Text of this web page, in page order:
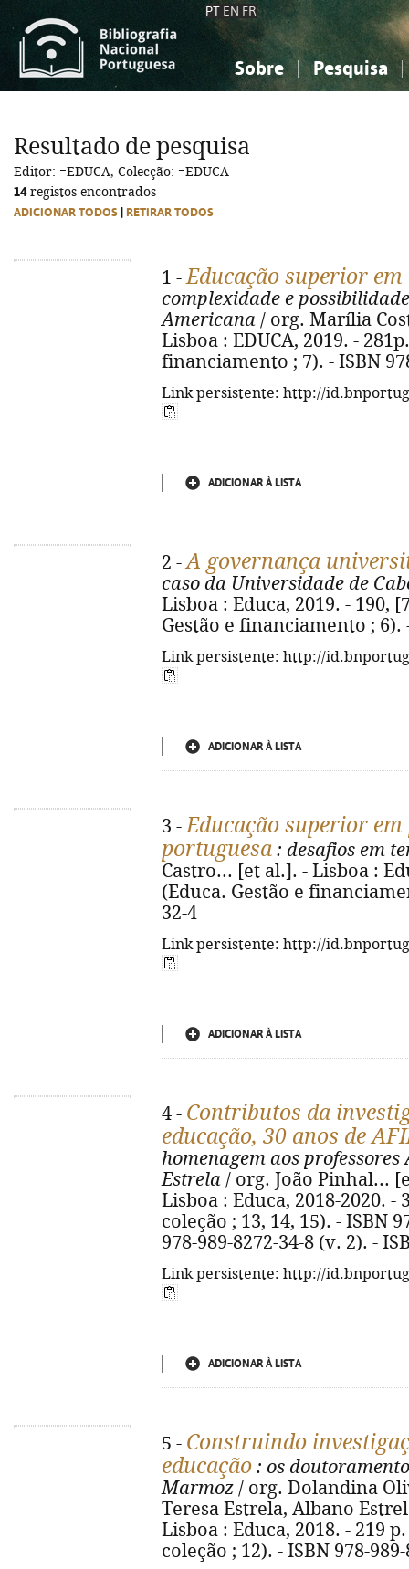
PT EN FR
Sobre Pesquisa
Ciências sociais...
Ciências sociais...
Resultado de pesquisa
Editor: =EDUCA, Colecção: =EDUCA
14registos encontrados
ADICIONAR TODOS RETIRAR TODOS
1 -Educação superior
complexidade e
Americana / org. Marília
Lisboa : EDUCA, 2019. -
financiamento ; 7). - ISBN
Link persistente: http://
ADICIONAR À LISTA
2 -A governança
caso da Universidade de
Lisboa : Educa, 2019. - 190,
Gestão e financiamento ; 6).
Link persistente: http://
ADICIONAR À LISTA
3 -Educação superior
portuguesa : desafios em
Castro... [et al.]. - Lisboa :
(Educa. Gestão e
32-4
Link persistente: http://
ADICIONAR À LISTA
4 - Contributos da
educação, 30 anos de
homenagem aos
Estrela / org. João Pinhal...
Lisboa : Educa, 2018-2020. -
coleção ; 13, 14, 15). - ISBN
978-989-8272-34-8 (v. 2). -
Link persistente: http://
ADICIONAR À LISTA
5 - Construindo
educação : os
Marmoz / org. Dolandina
Teresa Estrela, Albano
Lisboa : Educa, 2018. - 219
coleção ; 12). - ISBN 978-